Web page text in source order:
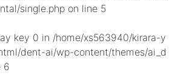
single.php on line 5
key 0 in /home/xs563940/kirara-y
dent-ai/wp-content/themes/ai_d
6